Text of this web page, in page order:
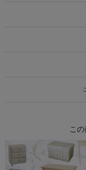
こ